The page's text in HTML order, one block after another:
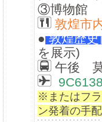
③博物館
敦煌市
●敦煌歴
を展示)
午後
※またはフ
ン発着の手